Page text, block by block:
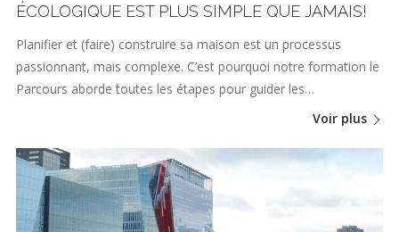
ÉCOLOGIQUE EST PLUS SIMPLE QUE JAMAIS!
Planifier et (faire) construire sa maison est un processus
passionnant, mais complexe. C’est pourquoi notre formation le
Parcours aborde toutes les étapes pour guider les…
Voir plus